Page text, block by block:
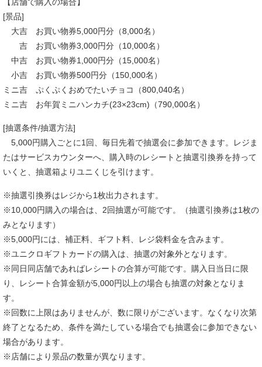
[景品]
大吉 お買い物券5,000円分（8,000名）
吉 お買い物券3,000円分（10,000名）
中吉 お買い物券1,000円分（15,000名）
小吉 お買い物券500円分（150,000名）
ミニ吉 ぷくぷくおめでたいチョコ（800,040名）
ミニ吉 お年賀ミニハンカチ(23×23cm)（790,000名）
[抽選条件/抽選方法]
5,000円購入ごとに1回、毎日先着で抽選会に参加できます。レジま
たはサービスカウンターへ、購入時のレシートと抽選引換券を持って
いくと、抽選箱よりユニくじを引けます。
※抽選引換券はレジから1枚出力されます。
※10,000円購入の場合は、2回抽選が可能です。（抽選引換券は1枚の
みとなります）
※5,000円には、補正料、ギフト料、レジ袋料金を含みます。
※ユニクロギフトカードの購入は、抽選の対象外となります。
※同日同店舗であればレシートの合算が可能です。購入日当日に限
り、レシート合算金額が5,000円以上の場合も抽選の対象となりま
す。
※回数に上限はありませんが、数に限りがございます。なくなり次第
終了となるため、条件を満たしている場合でも抽選会に参加できない
場合があります。
※店舗により景品の数量が異なります。